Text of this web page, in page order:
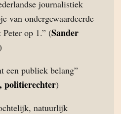
journalistiek
van ondergewaardeerde
op 1.” (Sander
een publiek belang”
politierechter)
natuurlijk